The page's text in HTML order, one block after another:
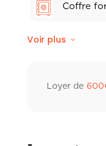
Coffre
Wifi fibre
Voir plus
Loyer de 600